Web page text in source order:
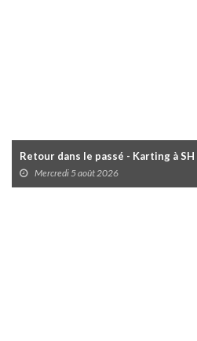
Retour dans le passé - Karting à
Mercredi 5 août 2026